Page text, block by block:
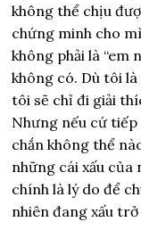
không thể chịu
chứng minh cho
không phải là “em
không có. Dù tôi
tôi sẽ chỉ đi giải
Nhưng nếu cứ tiếp
chắn không thể
những cái xấu của
chính là lý do để
nhiên đang xấu